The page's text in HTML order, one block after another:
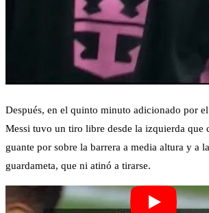
Después, en el quinto minuto adicionado por
Messi tuvo un tiro libre desde la izquierda que
guante por sobre la barrera a media altura y a
guardameta, que ni atinó a tirarse.